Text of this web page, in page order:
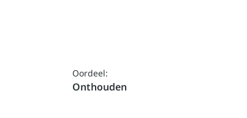
Oordeel:
Onthouden